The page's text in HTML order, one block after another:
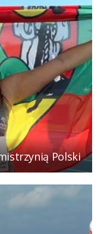
Polski